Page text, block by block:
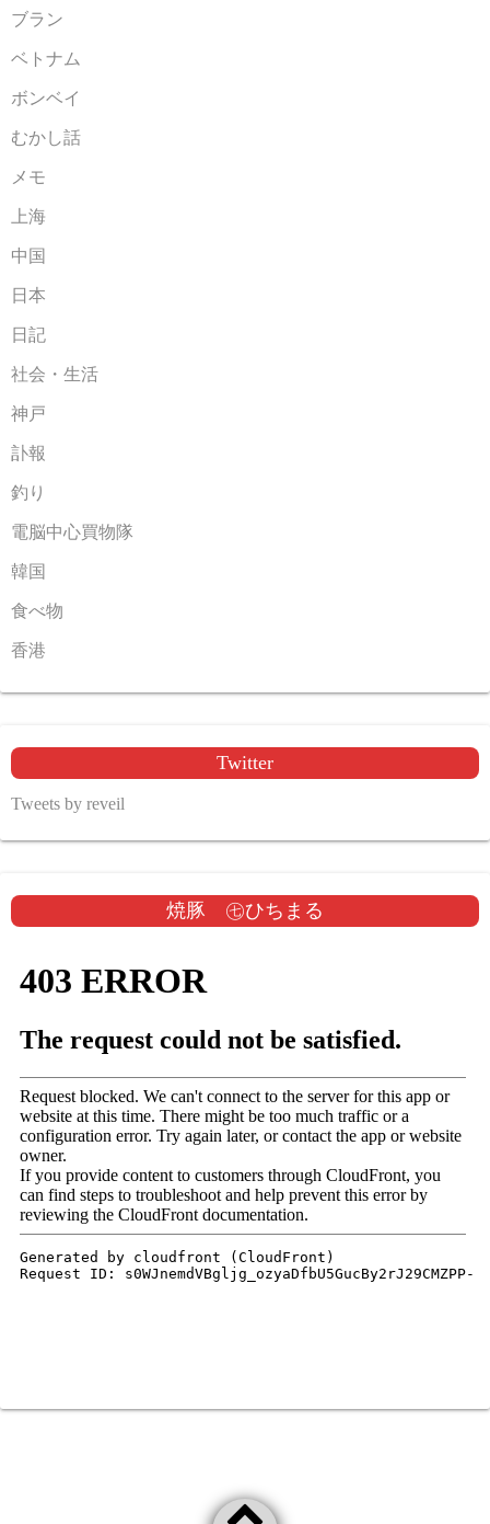
ブラン
ベトナム
ボンベイ
むかし話
メモ
上海
中国
日本
日記
社会・生活
神戸
訃報
釣り
電脳中心買物隊
韓国
食べ物
香港
Twitter
Tweets by reveil
焼豚 ㊆ひちまる